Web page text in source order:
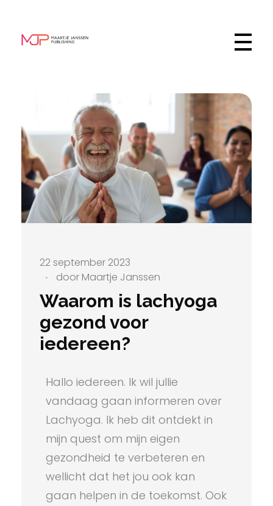
Waarom is lachyoga
gezond voor
iedereen?
22 september 2023
door Maartje Janssen
Hallo iedereen. Ik wil jullie
vandaag gaan informeren over
Lachyoga. Ik heb dit ontdekt in
mijn quest om mijn eigen
gezondheid te verbeteren en
wellicht dat het jou ook kan
gaan helpen in de toekomst. Ook